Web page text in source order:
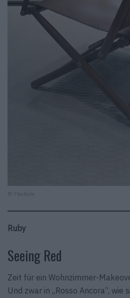
© Flexform
Ruby
Seeing Red
Zeit für ein Wohnzimmer-
Und zwar in „Rosso Ancora“, wie